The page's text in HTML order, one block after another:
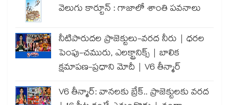
వెలుగు కార్టూన్ : గాజాలో శాంతి పవనాలు
నీటిపారుదల ప్రాజెక్టులు-వరద నీరు | ధరల
పెంపు-చమురు, ఎలక్ట్రానిక్స్ | బాలిక
క్షమాపణ-ప్రధాని మోదీ | V6 తీన్మార్
V6 తీన్మార్: వానలకు బ్రేక్.. ప్రాజెక్టులకు వరద